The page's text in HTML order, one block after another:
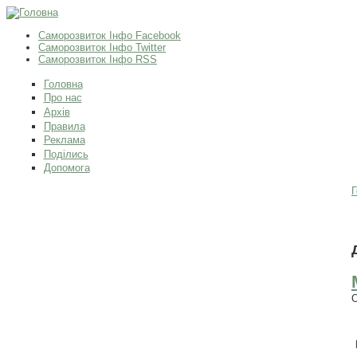
Саморозвиток Інфо Facebook
Саморозвиток Інфо Twitter
Саморозвиток Інфо RSS
Головна
Про нас
Архів
Правила
Реклама
Поділись
Допомога